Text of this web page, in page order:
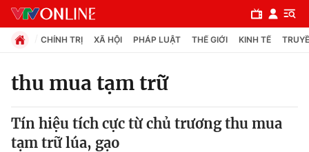
Chuyên mục
Chính trị
CHÍNH TRỊ XÃ HỘI PHÁP LUẬT THẾ GIỚI KINH TẾ
thu mua tạm trữ
Tín hiệu tích cực từ chủ trương thu mua
tạm trữ lúa, gạo